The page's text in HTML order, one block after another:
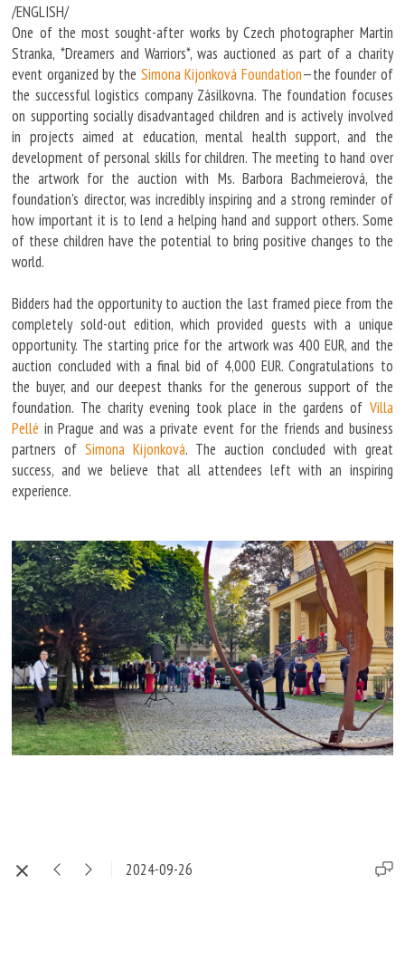
/ENGLISH/
One of the most sought-after works by Czech photographer Martin
Stranka, *Dreamers and Warriors*, was auctioned as part of a charity
event organized by the Simona Kijonková Foundation—the founder of
the successful logistics company Zásilkovna. The foundation focuses
on supporting socially disadvantaged children and is actively involved
in projects aimed at education, mental health support, and the
development of personal skills for children. The meeting to hand over
the artwork for the auction with Ms. Barbora Bachmeierová, the
foundation's director, was incredibly inspiring and a strong reminder of
how important it is to lend a helping hand and support others. Some
of these children have the potential to bring positive changes to the
world.
Bidders had the opportunity to auction the last framed piece from the
completely sold-out edition, which provided guests with a unique
opportunity. The starting price for the artwork was 400 EUR, and the
auction concluded with a final bid of 4,000 EUR. Congratulations to
the buyer, and our deepest thanks for the generous support of the
foundation. The charity evening took place in the gardens of Villa
Pellé in Prague and was a private event for the friends and business
partners ofSimona Kijonková. The auction concluded with great
success, and we believe that all attendees left with an inspiring
experience.
2024-09-26